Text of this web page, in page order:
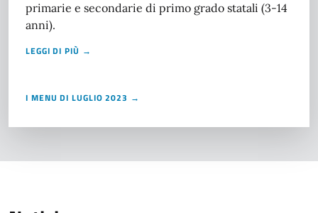
primarie e secondarie di primo grado statali (3-14
anni).
LEGGI DI PIÙ →
I MENU DI LUGLIO 2023 →